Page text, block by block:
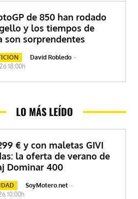
de 850 han rodado
y los tiempos de
son sorprendentes
David Robledo -
18:00h
LO MÁS LEÍDO
€ y con maletas GIVI
la oferta de verano de
Dominar 400
SoyMotero.net -
10:00h